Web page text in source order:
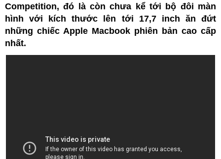
Competition, đó là còn chưa kể tới bộ đôi màn
hình với kích thước lên tới 17,7 inch ăn đứt
những chiếc Apple Macbook phiên bản cao cấp
nhất.